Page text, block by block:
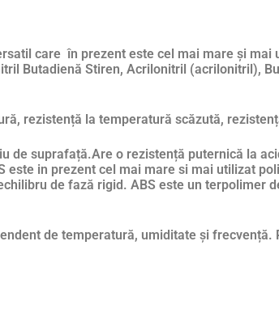
care în prezent este cel mai mare și
Butadienă Stiren, Acrilonitril (acrilonitril),
rezistență la temperatură scăzută,
de suprafață.Are o rezistență puternică la
in prezent cel mai mare si mai utilizat
de fază rigid. ABS este un terpolimer
de temperatură, umiditate și